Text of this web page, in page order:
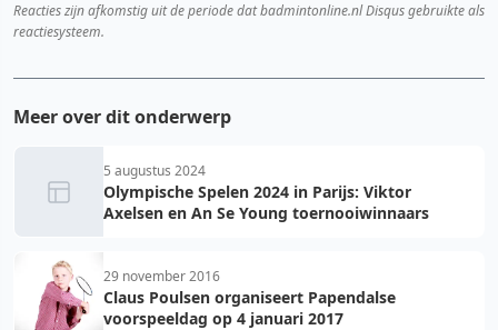
Reacties zijn afkomstig uit de periode dat badmintonline.nl Disqus gebruikte als
reactiesysteem.
Meer over dit onderwerp
5 augustus 2024
Olympische Spelen 2024 in Parijs: Viktor
Axelsen en An Se Young toernooiwinnaars
29 november 2016
Claus Poulsen organiseert Papendalse
voorspeeldag op 4 januari 2017